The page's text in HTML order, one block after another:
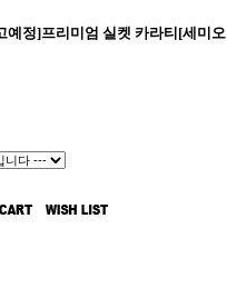
예정]프리미엄 실켓 카라티[세미오